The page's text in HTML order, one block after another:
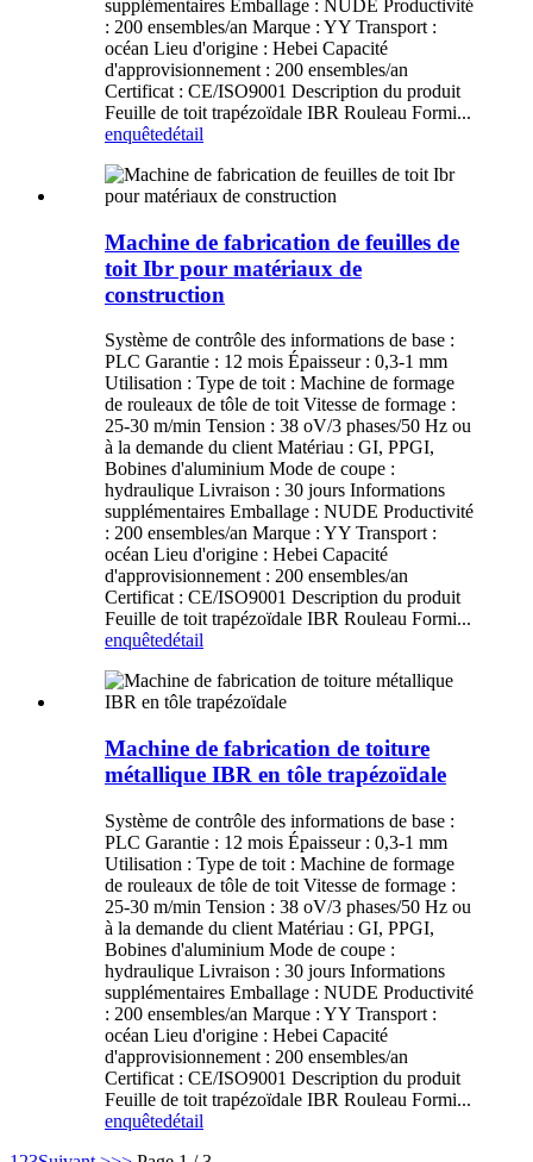
supplémentaires Emballage : NUDE Productivité
: 200 ensembles/an Marque : YY Transport :
océan Lieu d'origine : Hebei Capacité
d'approvisionnement : 200 ensembles/an
Certificat : CE/ISO9001 Description du produit
Feuille de toit trapézoïdale IBR Rouleau Formi...
enquêtedétail
Machine de fabrication de feuilles de
toit Ibr pour matériaux de
construction
Système de contrôle des informations de base :
PLC Garantie : 12 mois Épaisseur : 0,3-1 mm
Utilisation : Type de toit : Machine de formage
de rouleaux de tôle de toit Vitesse de formage :
25-30 m/min Tension : 38 oV/3 phases/50 Hz ou
à la demande du client Matériau : GI, PPGI,
Bobines d'aluminium Mode de coupe :
hydraulique Livraison : 30 jours Informations
supplémentaires Emballage : NUDE Productivité
: 200 ensembles/an Marque : YY Transport :
océan Lieu d'origine : Hebei Capacité
d'approvisionnement : 200 ensembles/an
Certificat : CE/ISO9001 Description du produit
Feuille de toit trapézoïdale IBR Rouleau Formi...
enquêtedétail
Machine de fabrication de toiture
métallique IBR en tôle trapézoïdale
Système de contrôle des informations de base :
PLC Garantie : 12 mois Épaisseur : 0,3-1 mm
Utilisation : Type de toit : Machine de formage
de rouleaux de tôle de toit Vitesse de formage :
25-30 m/min Tension : 38 oV/3 phases/50 Hz ou
à la demande du client Matériau : GI, PPGI,
Bobines d'aluminium Mode de coupe :
hydraulique Livraison : 30 jours Informations
supplémentaires Emballage : NUDE Productivité
: 200 ensembles/an Marque : YY Transport :
océan Lieu d'origine : Hebei Capacité
d'approvisionnement : 200 ensembles/an
Certificat : CE/ISO9001 Description du produit
Feuille de toit trapézoïdale IBR Rouleau Formi...
enquêtedétail